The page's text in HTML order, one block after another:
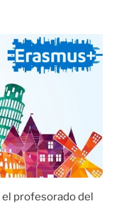
el profesorado del